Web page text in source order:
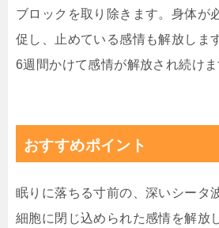
ブロックを取り除きます。身体が
促し、止めている感情も解放しま
6週間かけて感情が解放され続けま
おすすめポイント
眠りに落ちる寸前の、深いシータ
細胞に閉じ込められた感情を解放